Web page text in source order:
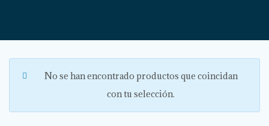
No se han encontrado productos que coincidan
con tu selección.